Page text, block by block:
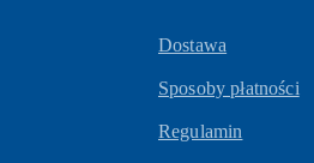
Dostawa
Sposoby płatności
Regulamin